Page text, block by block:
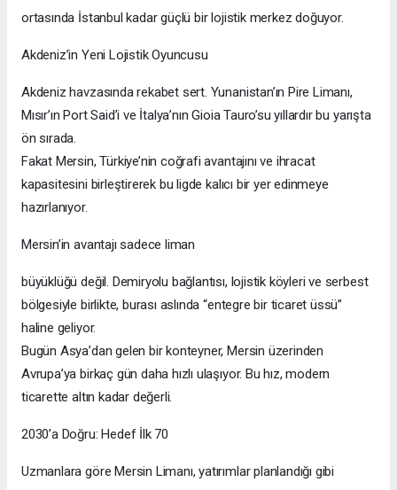
ortasında İstanbul kadar güçlü bir lojistik merkez doğuyor.
Akdeniz’in Yeni Lojistik Oyuncusu
Akdeniz havzasında rekabet sert. Yunanistan’ın Pire Limanı,
Mısır’ın Port Said’i ve İtalya’nın Gioia Tauro’su yıllardır bu yarışta
ön sırada.
Fakat Mersin, Türkiye’nin coğrafi avantajını ve ihracat
kapasitesini birleştirerek bu ligde kalıcı bir yer edinmeye
hazırlanıyor.
Mersin’in avantajı sadece liman
büyüklüğü değil. Demiryolu bağlantısı, lojistik köyleri ve serbest
bölgesiyle birlikte, burası aslında “entegre bir ticaret üssü”
haline geliyor.
Bugün Asya’dan gelen bir konteyner, Mersin üzerinden
Avrupa’ya birkaç gün daha hızlı ulaşıyor. Bu hız, modern
ticarette altın kadar değerli.
2030’a Doğru: Hedef İlk 70
Uzmanlara göre Mersin Limanı, yatırımlar planlandığı gibi